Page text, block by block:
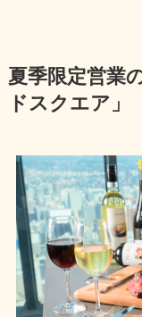
夏季限定営業
ドスクエア」